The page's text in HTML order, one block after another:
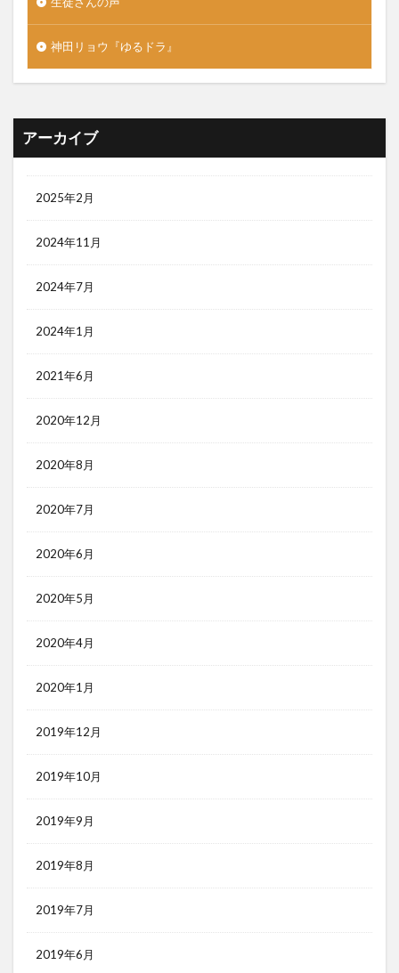
神田リョウ『ゆるドラ』
アーカイブ
2025年2月
2024年11月
2024年7月
2024年1月
2021年6月
2020年12月
2020年8月
2020年7月
2020年6月
2020年5月
2020年4月
2020年1月
2019年12月
2019年10月
2019年9月
2019年8月
2019年7月
2019年6月